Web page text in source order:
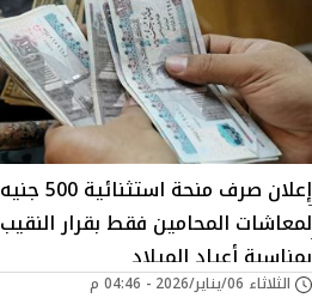
إعلان صرف منحة استثنائية 500 جنيه
لمعاشات المحامين فقط بقرار النقيب
بمناسبة أعياد الميلاد
الثلاثاء 06/يناير/2026 - 04:46 م